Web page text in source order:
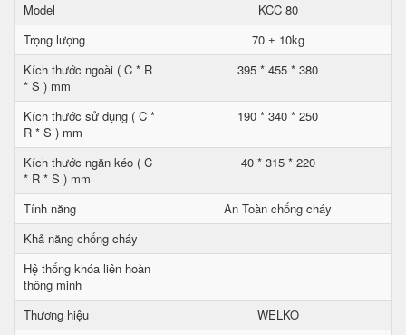
Model
KCC 80
Trọng lượng
70 ± 10kg
Kích thước ngoài ( C * R
* S ) mm
395 * 455 * 380
Kích thước sử dụng ( C *
R * S ) mm
190 * 340 * 250
Kích thước ngăn kéo ( C
* R * S ) mm
40 * 315 * 220
Tính năng
An Toàn chống cháy
Khả năng chống cháy
Hệ thống khóa liên hoàn
thông minh
Thương hiệu
WELKO